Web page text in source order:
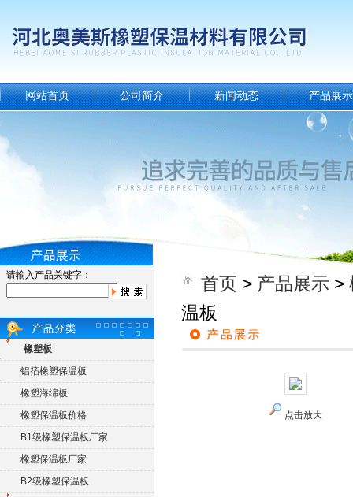
网站首页 公司简介 新闻动态 产品展示
请输入产品关键字：
橡塑板
铝箔橡塑保温板
橡塑海绵板
橡塑保温板价格
B1级橡塑保温板厂家
橡塑保温板厂家
B2级橡塑保温板
首页 > 产品展示 >
温板
点击放大